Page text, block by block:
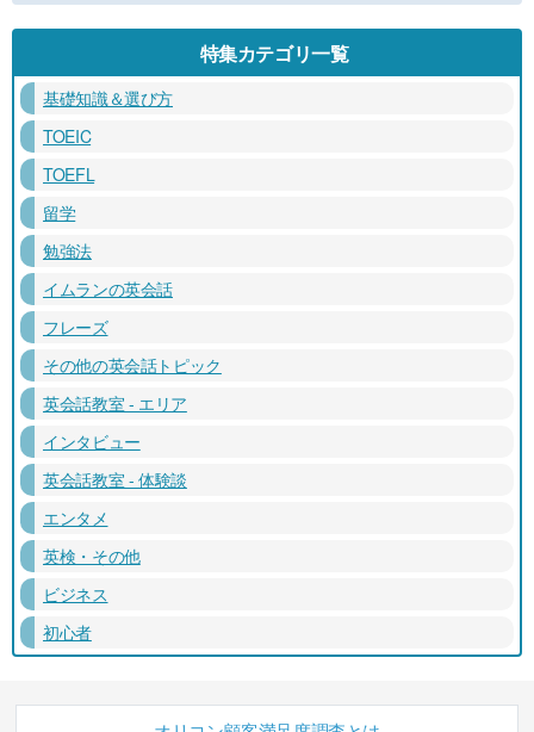
特集カテゴリ一覧
基礎知識＆選び方
TOEIC
TOEFL
留学
勉強法
イムランの英会話
フレーズ
その他の英会話トピック
英会話教室 - エリア
インタビュー
英会話教室 - 体験談
エンタメ
英検・その他
ビジネス
初心者